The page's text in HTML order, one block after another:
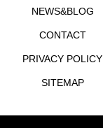
NEWS&BLOG
CONTACT
PRIVACY POLICY
SITEMAP